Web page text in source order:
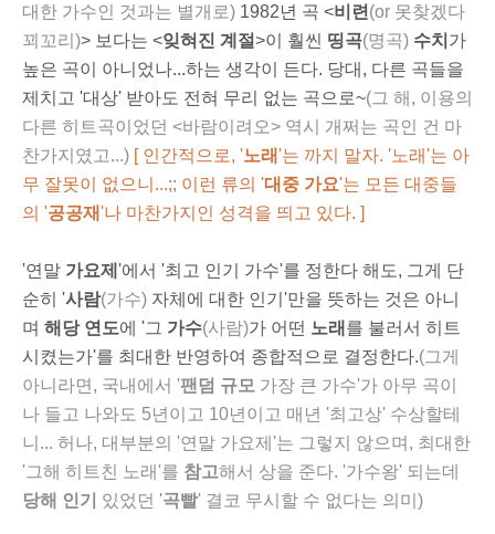
대한 가수인 것과는 별개로) 1982년 곡 <비련 (or 못찾겠다
꾀꼬리)> 보다는 <잊혀진 계절>이 훨씬 띵곡(명곡) 수치 가
높은 곡이 아니었나...하는 생각이 든다. 당대, 다른 곡들을
제치고 '대상' 받아도 전혀 무리 없는 곡으로~(그 해, 이용의
다른 히트곡이었던 <바람이려오> 역시 개쩌는 곡인 건 마
찬가지였고...) [ 인간적으로, '노래'는 까지 말자. '노래'는 아
무 잘못이 없으니...;; 이런 류의 '대중 가요'는 모든 대중들
의 '공공재'나 마찬가지인 성격을 띄고 있다. ]
'연말 가요제 '에서 '최고 인기 가수'를 정한다 해도, 그게 단
순히 '사람(가수) 자체에 대한 인기'만을 뜻하는 것은 아니
며 해당 연도에 '그 가수(사람)가 어떤 노래 를 불러서 히트
시켰는가'를 최대한 반영하여 종합적으로 결정한다.(그게
아니라면, 국내에서 '팬덤 규모 가장 큰 가수'가 아무 곡이
나 들고 나와도 5년이고 10년이고 매년 '최고상' 수상할테
니... 허나, 대부분의 '연말 가요제'는 그렇지 않으며, 최대한
'그해 히트친 노래'를 참고해서 상을 준다. '가수왕' 되는데
당해 인기
있었던 '곡빨' 결코 무시할 수 없다는 의미)